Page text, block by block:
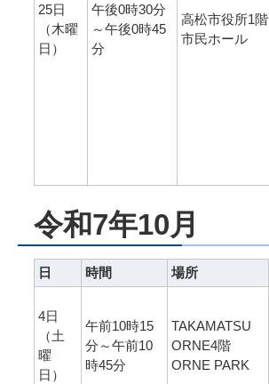
25日
（木曜
日）
午後0時30分
～午後0時45
分
高松市役所1階
市民ホール
令和7年10月
日 時間 場所
4日
（土
曜
日）
午前10時15
分～午前10
時45分
TAKAMATSU
ORNE4階
ORNE PARK